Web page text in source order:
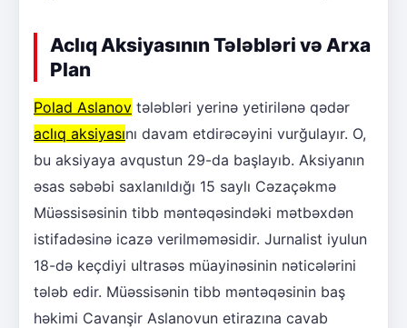
Aclıq Aksiyasının Tələbləri və Arxa
Plan
Polad Aslanov tələbləri yerinə yetirilənə qədər
aclıq aksiyasını davam etdirəcəyini vurğulayır. O,
bu aksiyaya avqustun 29-da başlayıb. Aksiyanın
əsas səbəbi saxlanıldığı 15 saylı Cəzaçəkmə
Müəssisəsinin tibb məntəqəsindəki mətbəxdən
istifadəsinə icazə verilməməsidir. Jurnalist iyulun
18-də keçdiyi ultrasəs müayinəsinin nəticələrini
tələb edir. Müəssisənin tibb məntəqəsinin baş
həkimi Cavanşir Aslanovun etirazına cavab